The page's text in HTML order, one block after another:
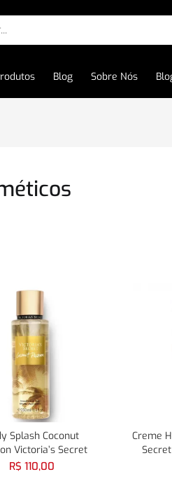
Blog Sobre Nós
Splash Coconut
Victoria’s Secret
R$ 110,00
Creme